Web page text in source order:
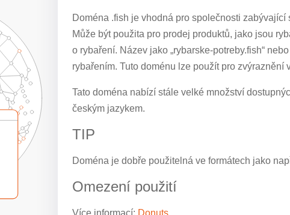
Doména .fish je vhodná pro společnosti
Může být použita pro prodej produktů, jako jsou
o rybaření. Název jako „rybarske-potreby.fish“
rybařením. Tuto doménu lze použít pro zvýraznění
Tato doména nabízí stále velké množství
českým jazykem.
TIP
Doména je dobře použitelná ve formátech jako
Omezení použití
Více informací: Donuts